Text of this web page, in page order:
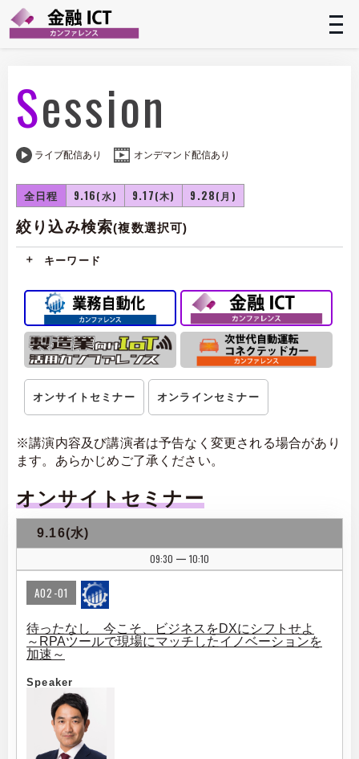
Session
全日程 9.16(水) 9.17(木) 9.28(月)
ライブ配信あり オンデマンド配信あり
絞り込み検索(複数選択可)
キーワード
オンサイトセミナー オンラインセミナー
※講演内容及び講演者は予告なく変更される場合があり
ます。あらかじめご了承ください。
オンサイトセミナー
9.16(水)
09:30
| 10:10
A02-01
待ったなし 今こそ、ビジネスをDXにシフトせよ
～RPAツールで現場にマッチしたイノベーションを
加速～
Speaker